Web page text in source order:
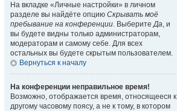
На вкладке «Личные настройки» в личном
разделе вы найдёте опцию Скрывать моё
пребывание на конференции. ВыберитеДа, и
вы будете видны только администраторам,
модераторам и самому себе. Для всех
остальных вы будете скрытым пользователем.
Вернуться к началу
На конференции неправильное время!
Возможно, отображается время, относящееся к
другому часовому поясу, а не к тому, в котором